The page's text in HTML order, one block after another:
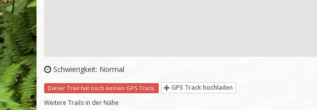
Schwierigkeit: Normal
Dieser Trail hat noch keinen GPS Track.
GPS Track hochladen
Weitere Trails in der Nähe